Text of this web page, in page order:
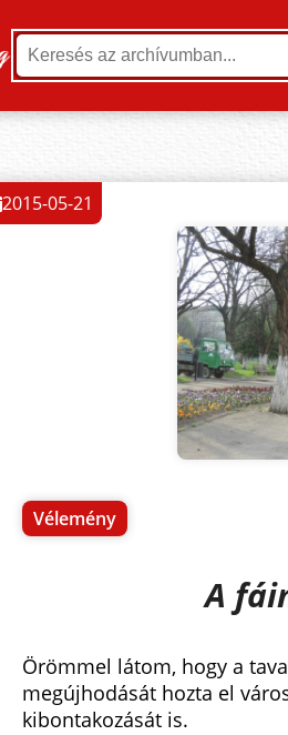
Vélemény
2015-05-21
A
Örömmel látom, hogy a
megújhodását hozta el
kibontakozását is.